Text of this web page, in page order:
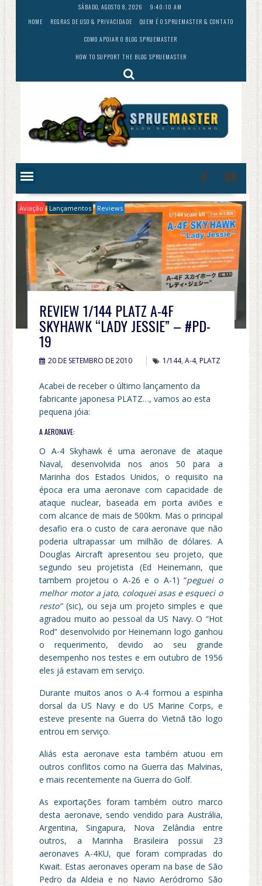
Skip
to
content
SÁBADO, AGOSTO 8, 2026
9:40:11 AM
HOME
REGRAS DE USO & PRIVACIDADE
QUEM É O SPRUEMASTER & CONTATO
COMO APOIAR O BLOG SPRUEMASTER
HOW TO SUPPORT THE BLOG SPRUEMASTER
Aviação Lançamentos Reviews
REVIEW 1/144 PLATZ A-4F
SKYHAWK “LADY JESSIE” – #PD-
19
20 DE SETEMBRO DE 2010 1/144,A-4,PLATZ
Acabei de receber o último lançamento da
fabricante japonesa PLATZ…, vamos ao esta
pequena jóia:
A AERONAVE:
O A-4 Skyhawk é uma aeronave de ataque
Naval, desenvolvida nos anos 50 para a
Marinha dos Estados Unidos, o requisito na
época era uma aeronave com capacidade de
ataque nuclear, baseada em porta aviões e
com alcance de mais de 500km. Mas o principal
desafio era o custo de cara aeronave que não
poderia ultrapassar um milhão de dólares. A
Douglas Aircraft apresentou seu projeto, que
segundo seu projetista (Ed Heinemann, que
tambem projetou o A-26 e o A-1) “peguei o
melhor motor a jato, coloquei asas e esqueci o
resto”(sic), ou seja um projeto simples e que
agradou muito ao pessoal da US Navy. O “Hot
Rod” desenvolvido por Heinemann logo ganhou
o requerimento, devido ao seu grande
desempenho nos testes e em outubro de 1956
eles já estavam em serviço.
Durante muitos anos o A-4 formou a espinha
dorsal da US Navy e do US Marine Corps, e
esteve presente na Guerra do Vietnã tão logo
entrou em serviço.
Aliás esta aeronave esta também atuou em
outros conflitos como na Guerra das Malvinas,
e mais recentemente na Guerra do Golf.
As exportações foram também outro marco
desta aeronave, sendo vendido para Austrália,
Argentina, Singapura, Nova Zelândia entre
outros, a Marinha Brasileira possui 23
aeronaves A-4KU, que foram compradas do
Kwait. Estas aeronaves operam na base de São
Pedro da Aldeia e no Navio Aeródromo São